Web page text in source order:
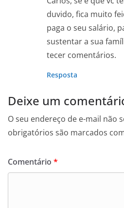
duvido, fica muito
paga o seu salário,
sustentar a sua
tecer comentários.
Resposta
Deixe um
O seu endereço de e-mail não
obrigatórios são marcados
Comentário *